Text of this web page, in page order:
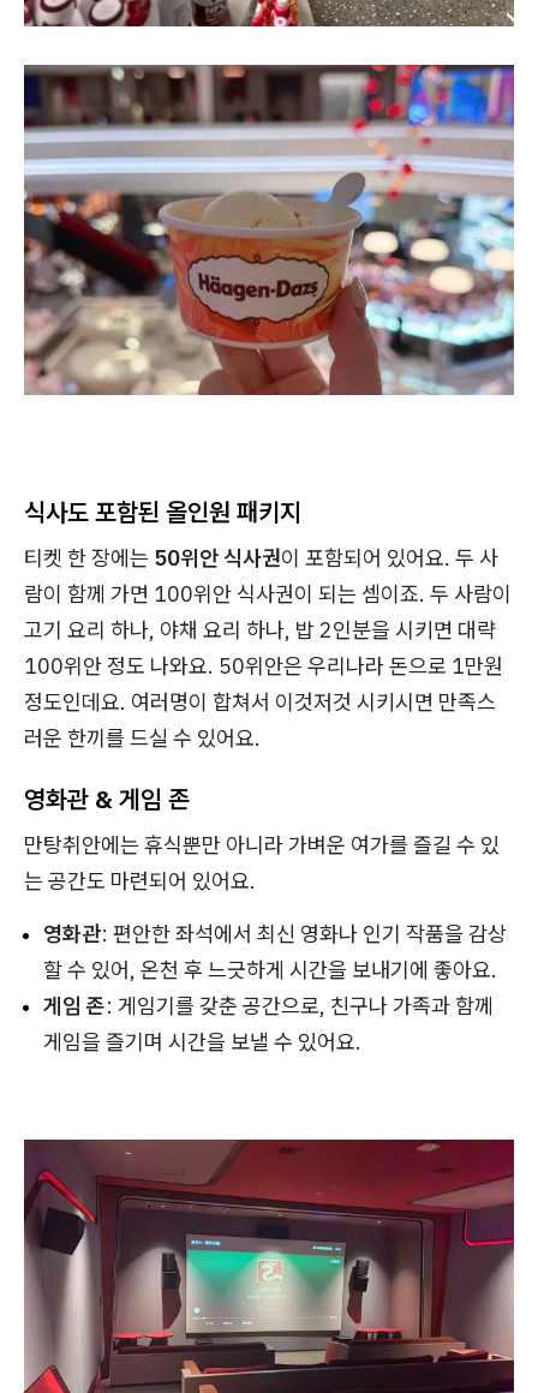
식사도 포함된 올인원 패키지
티켓 한 장에는 50위안 식사권이 포함되어 있어요. 두 사
람이 함께 가면 100위안 식사권이 되는 셈이죠. 두 사람이
고기 요리 하나, 야채 요리 하나, 밥 2인분을 시키면 대략
100위안 정도 나와요. 50위안은 우리나라 돈으로 1만원
정도인데요. 여러명이 합쳐서 이것저것 시키시면 만족스
러운 한끼를 드실 수 있어요.
영화관 & 게임 존
만탕취안에는 휴식뿐만 아니라 가벼운 여가를 즐길 수 있
는 공간도 마련되어 있어요.
영화관: 편안한 좌석에서 최신 영화나 인기 작품을 감상
할 수 있어, 온천 후 느긋하게 시간을 보내기에 좋아요.
게임 존: 게임기를 갖춘 공간으로, 친구나 가족과 함께
게임을 즐기며 시간을 보낼 수 있어요.